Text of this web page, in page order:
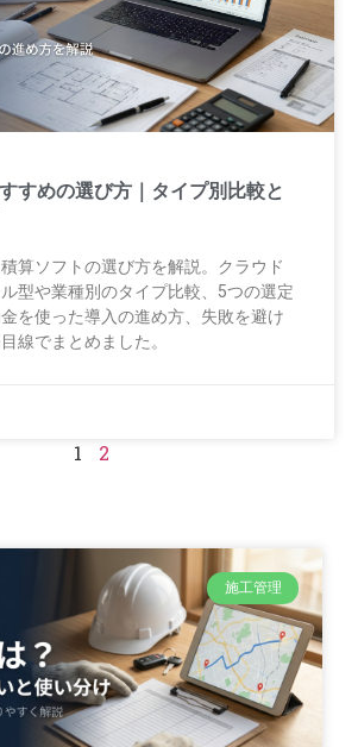
すめの選び方｜タイプ別比較と
算ソフトの選び方を解説。クラウド
型や業種別のタイプ比較、5つの選定
を使った導入の進め方、失敗を避け
線でまとめました。
1 2
施工管理